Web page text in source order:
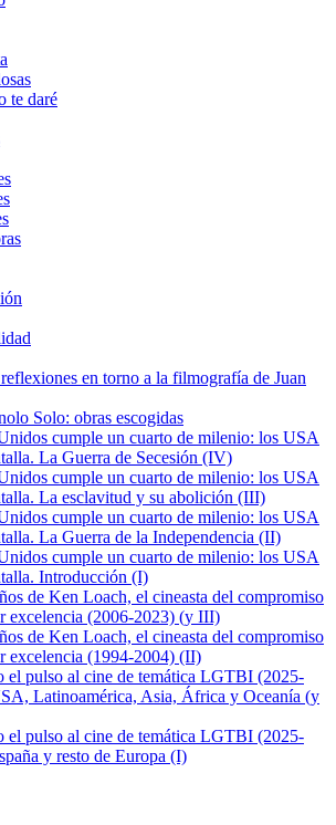
te daré
en torno a la filmografía de Juan
Solo: obras escogidas
cumple un cuarto de milenio: los USA
La Guerra de Secesión (IV)
cumple un cuarto de milenio: los USA
La esclavitud y su abolición (III)
cumple un cuarto de milenio: los USA
La Guerra de la Independencia (II)
cumple un cuarto de milenio: los USA
Introducción (I)
de Ken Loach, el cineasta del compromiso
excelencia (2006-2023) (y III)
de Ken Loach, el cineasta del compromiso
excelencia (1994-2004) (II)
el pulso al cine de temática LGTBI (2025-
Latinoamérica, Asia, África y Oceanía (y
el pulso al cine de temática LGTBI (2025-
y resto de Europa (I)